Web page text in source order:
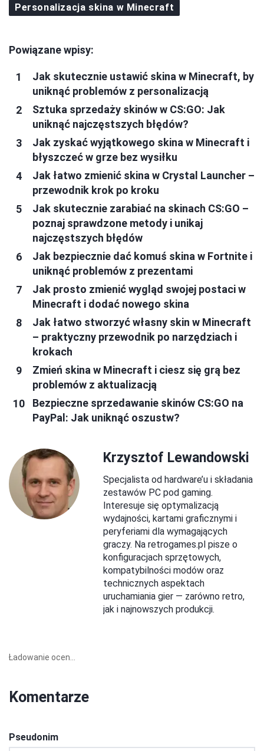
Personalizacja skina w Minecraft
Powiązane wpisy:
Jak skutecznie ustawić skina w Minecraft, by
uniknąć problemów z personalizacją
Sztuka sprzedaży skinów w CS:GO: Jak
uniknąć najczęstszych błędów?
Jak zyskać wyjątkowego skina w Minecraft i
błyszczeć w grze bez wysiłku
Jak łatwo zmienić skina w Crystal Launcher –
przewodnik krok po kroku
Jak skutecznie zarabiać na skinach CS:GO –
poznaj sprawdzone metody i unikaj
najczęstszych błędów
Jak bezpiecznie dać komuś skina w Fortnite i
uniknąć problemów z prezentami
Jak prosto zmienić wygląd swojej postaci w
Minecraft i dodać nowego skina
Jak łatwo stworzyć własny skin w Minecraft
– praktyczny przewodnik po narzędziach i
krokach
Zmień skina w Minecraft i ciesz się grą bez
problemów z aktualizacją
Bezpieczne sprzedawanie skinów CS:GO na
PayPal: Jak uniknąć oszustw?
Krzysztof Lewandowski
Specjalista od hardware’u i składania
zestawów PC pod gaming.
Interesuje się optymalizacją
wydajności, kartami graficznymi i
peryferiami dla wymagających
graczy. Na retrogames.pl pisze o
konfiguracjach sprzętowych,
kompatybilności modów oraz
technicznych aspektach
uruchamiania gier — zarówno retro,
jak i najnowszych produkcji.
Ładowanie ocen...
Komentarze
Pseudonim